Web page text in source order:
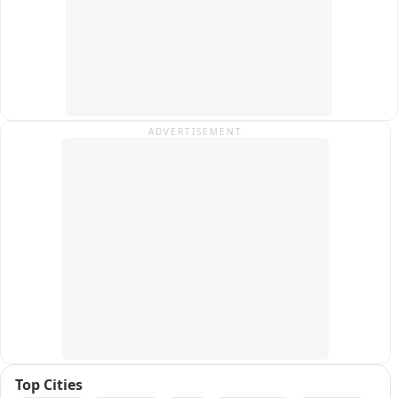
ADVERTISEMENT
Top Cities